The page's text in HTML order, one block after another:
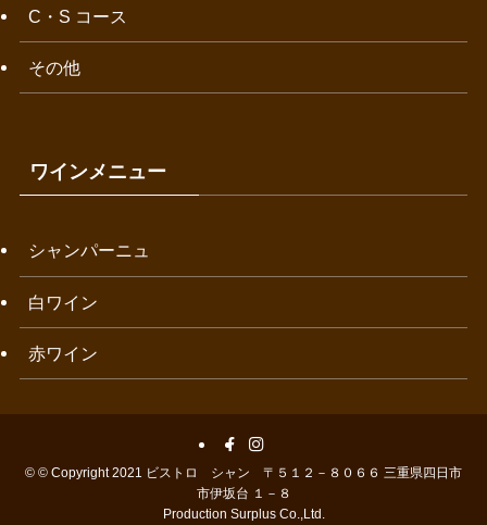
C・S コース
その他
ワインメニュー
シャンパーニュ
白ワイン
赤ワイン
© © Copyright 2021 ビストロ シャン 〒５１２－８０６６ 三重県四日市
市伊坂台 １－８
Production Surplus Co.,Ltd.